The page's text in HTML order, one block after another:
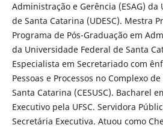
Administração e Gerência (ESAG)
de Santa Catarina (UDESC). Mestra
Programa de Pós-Graduação em
da Universidade Federal de Santa
Especialista em Secretariado com
Pessoas e Processos no Complexo
Santa Catarina (CESUSC). Bacharel
Executivo pela UFSC. Servidora
Secretária Executiva. Atuou como